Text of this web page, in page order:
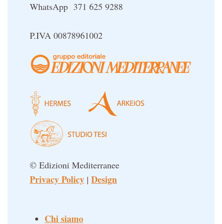
WhatsApp 371 625 9288
P.IVA 00878961002
© Edizioni Mediterranee
Privacy Policy | Design
Chi siamo